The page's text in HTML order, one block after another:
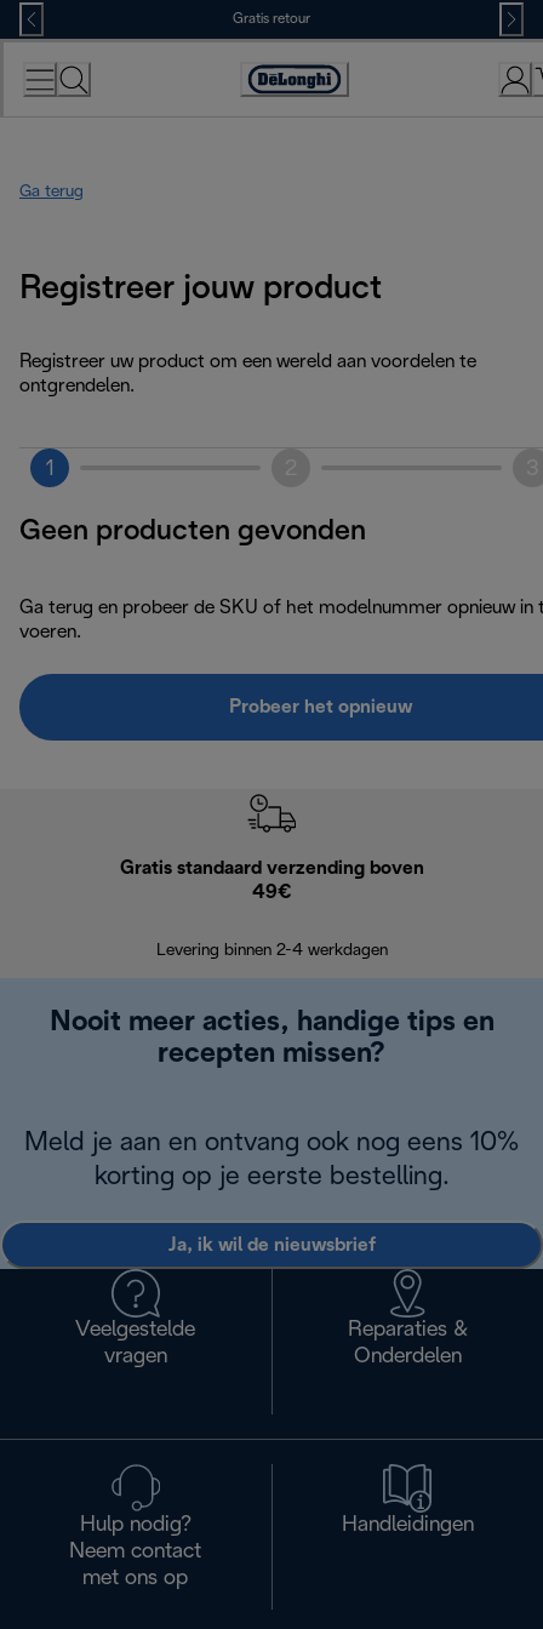
Skip
to
Content
Gratis retour
Accessibility
Ga terug
Registreer jouw product
Registreer uw product om een wereld aan voordelen te
ontgrendelen.
1
Geen producten gevonden
Ga terug en probeer de SKU of het modelnummer opnieuw in
voeren.
Probeer het opnieuw
Gratis standaard verzending boven
49€
Levering binnen 2-4 werkdagen
Nooit meer acties, handige tips en
recepten missen?
Meld je aan en ontvang ook nog eens 10%
korting op je eerste bestelling.
Ja, ik wil de nieuwsbrief
Veelgestelde
vragen
Reparaties &
Onderdelen
Hulp nodig?
Neem contact
met ons op
Handleidingen